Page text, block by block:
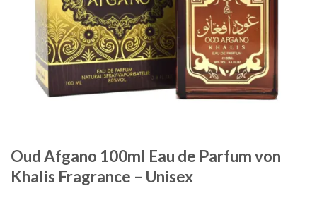
Oud Afgano 100ml Eau de Parfum von
Khalis Fragrance – Unisex